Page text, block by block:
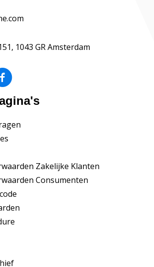
1043 GR Amsterdam
Zakelijke Klanten
Consumenten